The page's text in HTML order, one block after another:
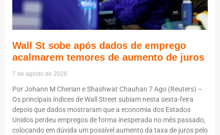
Wall St sobe após dados de emprego
acalmarem temores de aumento de juros
7 de agosto de 2026
Por Johann M Cherian e Shashwat Chauhan 7 Ago (Reuters) –
Os principais índices de Wall Street subiam nesta sexta-feira
depois que dados mostraram que a economia dos Estados
Unidos perdeu empregos de forma inesperada no mês passado,
colocando em dúvida um possível aumento da taxa de juros pelo